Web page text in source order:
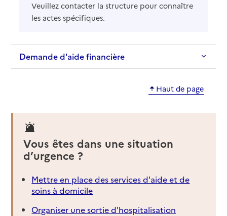
Veuillez contacter la structure pour connaître
les actes spécifiques.
Demande d'aide financière
Haut de page
Vous êtes dans une situation
d’urgence ?
Mettre en place des services d'aide et de
soins à domicile
Organiser une sortie d'hospitalisation